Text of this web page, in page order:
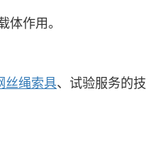
作用。
丝绳索具、试验服务的技